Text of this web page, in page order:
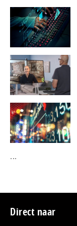
...
Footer
Direct naar